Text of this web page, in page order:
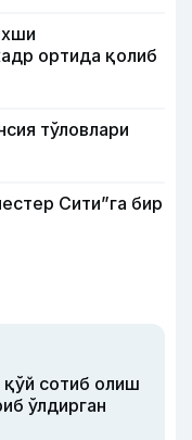
ортида қолиб
тўловлари
Сити”га бир
сотиб олиш
ўлдирган